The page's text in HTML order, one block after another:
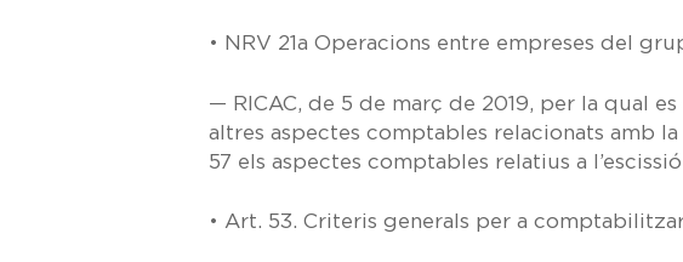
• NRV 21a Operacions entre empreses del
— RICAC, de 5 de març de 2019, per la qual
altres aspectes comptables relacionats amb
57 els aspectes comptables relatius a
• Art. 53. Criteris generals per a